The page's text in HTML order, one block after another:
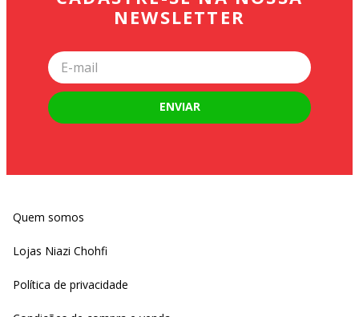
NEWSLETTER
ENVIAR
Quem somos
Lojas Niazi Chohfi
Política de privacidade